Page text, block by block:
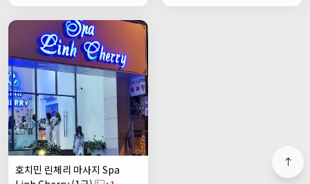
호치민 린체리 마사지 Spa